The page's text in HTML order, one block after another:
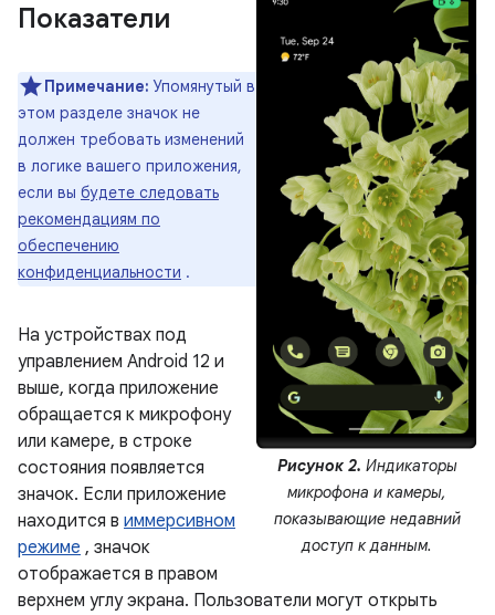
Рисунок 2. Индикаторы
микрофона и камеры,
показывающие недавний
доступ к данным.
Показатели
Примечание: Упомянутый в
этом разделе значок не
должен требовать изменений
в логике вашего приложения,
если вы будете следовать
рекомендациям по
обеспечению
конфиденциальности .
На устройствах под
управлением Android 12 и
выше, когда приложение
обращается к микрофону
или камере, в строке
состояния появляется
значок. Если приложение
находится в иммерсивном
режиме , значок
отображается в правом
верхнем углу экрана. Пользователи могут открыть